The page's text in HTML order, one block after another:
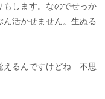
します。なのでせっか
活かせません。生ぬる
えるんですけどね…不思